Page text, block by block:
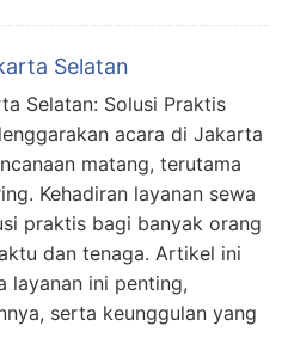
Selatan
Selatan: Solusi Praktis
acara di Jakarta
matang, terutama
Kehadiran layanan sewa
praktis bagi banyak orang
dan tenaga. Artikel ini
layanan ini penting,
serta keunggulan yang